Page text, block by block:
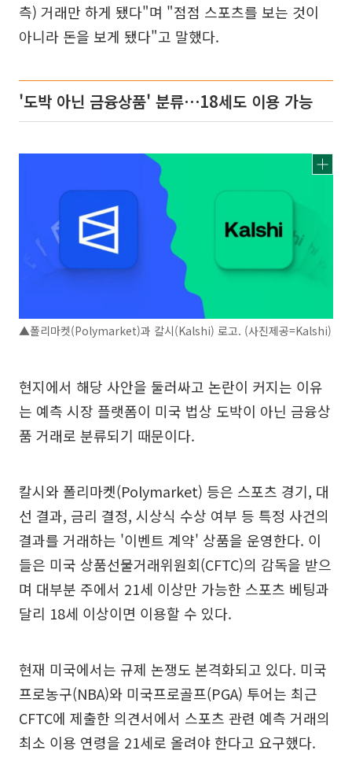
측) 거래만 하게 됐다"며 "점점 스포츠를 보는 것이
아니라 돈을 보게 됐다"고 말했다.
'도박 아닌 금융상품' 분류⋯18세도 이용 가능
▲폴리마켓(Polymarket)과 칼시(Kalshi) 로고. (사진제공=Kalshi)
현지에서 해당 사안을 둘러싸고 논란이 커지는 이유
는 예측 시장 플랫폼이 미국 법상 도박이 아닌 금융상
품 거래로 분류되기 때문이다.
칼시와 폴리마켓(Polymarket) 등은 스포츠 경기, 대
선 결과, 금리 결정, 시상식 수상 여부 등 특정 사건의
결과를 거래하는 '이벤트 계약' 상품을 운영한다. 이
들은 미국 상품선물거래위원회(CFTC)의 감독을 받으
며 대부분 주에서 21세 이상만 가능한 스포츠 베팅과
달리 18세 이상이면 이용할 수 있다.
현재 미국에서는 규제 논쟁도 본격화되고 있다. 미국
프로농구(NBA)와 미국프로골프(PGA) 투어는 최근
CFTC에 제출한 의견서에서 스포츠 관련 예측 거래의
최소 이용 연령을 21세로 올려야 한다고 요구했다.